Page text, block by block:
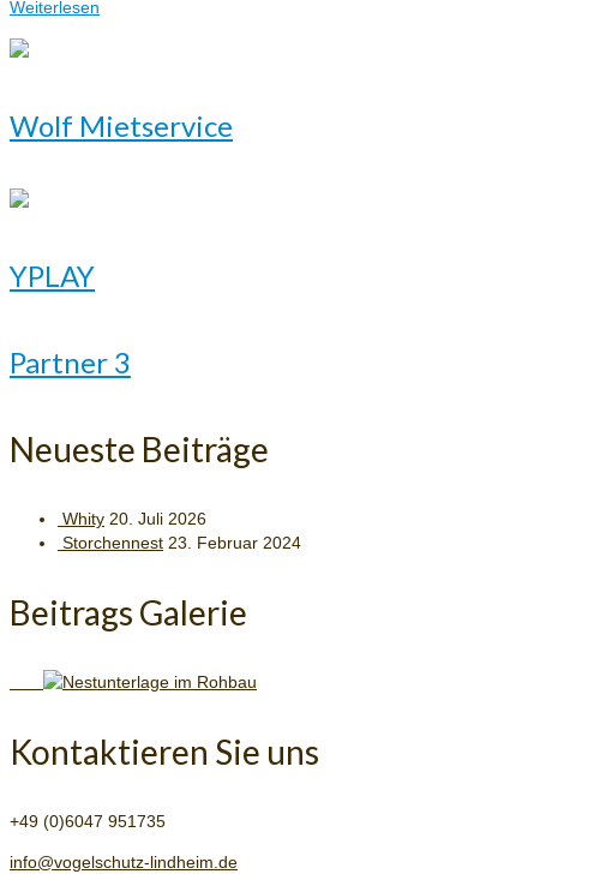
Weiterlesen
Wolf Mietservice
YPLAY
Partner 3
Neueste Beiträge
Whity 20. Juli 2026
Storchennest 23. Februar 2024
Beitrags Galerie
Kontaktieren Sie uns
+49 (0)6047 951735
info@vogelschutz-lindheim.de